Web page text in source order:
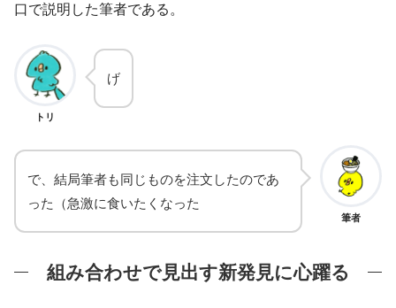
口で説明した筆者である。
トリ
げ
筆者
で、結局筆者も同じものを注文したのであ
った（急激に食いたくなった
組み合わせで見出す新発見に心躍る